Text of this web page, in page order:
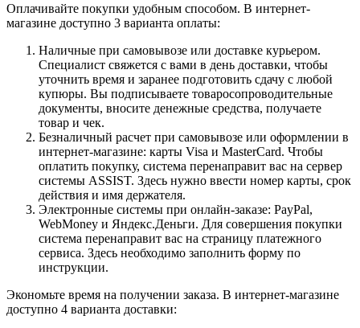
Оплачивайте покупки удобным способом. В интернет-
магазине доступно 3 варианта оплаты:
Наличные при самовывозе или доставке курьером.
Специалист свяжется с вами в день доставки, чтобы
уточнить время и заранее подготовить сдачу с любой
купюры. Вы подписываете товаросопроводительные
документы, вносите денежные средства, получаете
товар и чек.
Безналичный расчет при самовывозе или оформлении в
интернет-магазине: карты Visa и MasterCard. Чтобы
оплатить покупку, система перенаправит вас на сервер
системы ASSIST. Здесь нужно ввести номер карты, срок
действия и имя держателя.
Электронные системы при онлайн-заказе: PayPal,
WebMoney и Яндекс.Деньги. Для совершения покупки
система перенаправит вас на страницу платежного
сервиса. Здесь необходимо заполнить форму по
инструкции.
Экономьте время на получении заказа. В интернет-магазине
доступно 4 варианта доставки: